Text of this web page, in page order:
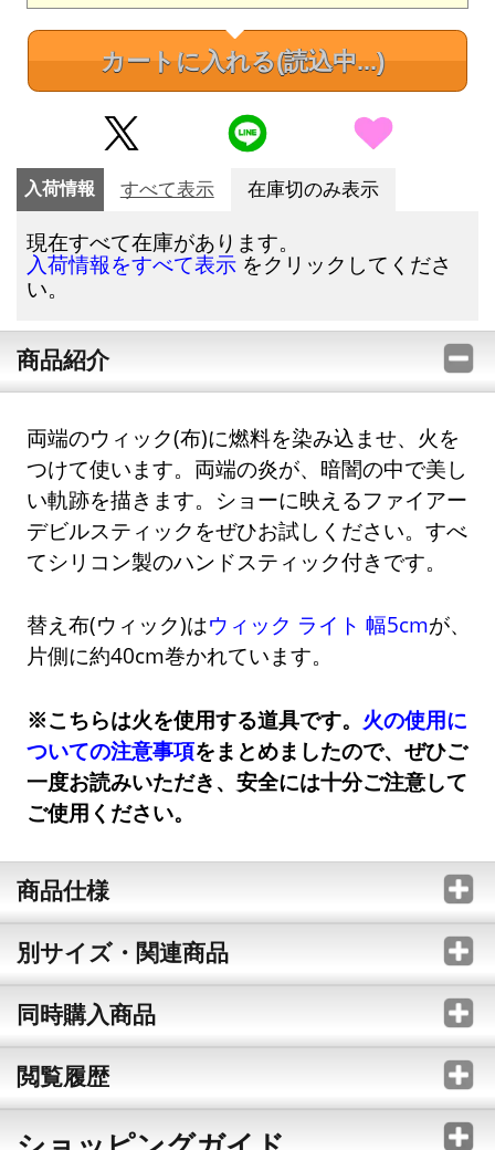
カートに入れる(読込中...)
入荷情報 すべて表示 在庫切のみ表示
現在すべて在庫があります。
入荷情報をすべて表示 をクリックしてくださ
い。
商品紹介
両端のウィック(布)に燃料を染み込ませ、火を
つけて使います。両端の炎が、暗闇の中で美し
い軌跡を描きます。ショーに映えるファイアー
デビルスティックをぜひお試しください。すべ
てシリコン製のハンドスティック付きです。
替え布(ウィック)はウィック ライト 幅5cmが、
片側に約40cm巻かれています。
※こちらは火を使用する道具です。 火の使用に
ついての注意事項をまとめましたので、ぜひご
一度お読みいただき、安全には十分ご注意して
ご使用ください。
商品仕様
別サイズ・関連商品
同時購入商品
閲覧履歴